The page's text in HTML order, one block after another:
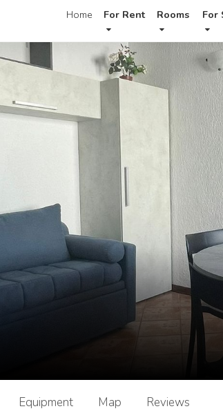
Home For Rent Rooms For
Equipment Map Reviews